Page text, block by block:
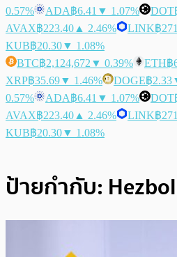
0.57%
ADA฿6.41 ▼ 1.07% DOT
AVAX฿223.40 ▲ 2.46% LINK฿
KUB฿20.30▼ 1.08%
BTC฿2,124,672 ▼ 0.39% ETH฿
XRP฿35.69▼ 1.46% DOGE฿2.33
0.57%
ADA฿6.41 ▼ 1.07% DOT
AVAX฿223.40 ▲ 2.46% LINK฿
KUB฿20.30▼ 1.08%
ป้ายกำกับ: